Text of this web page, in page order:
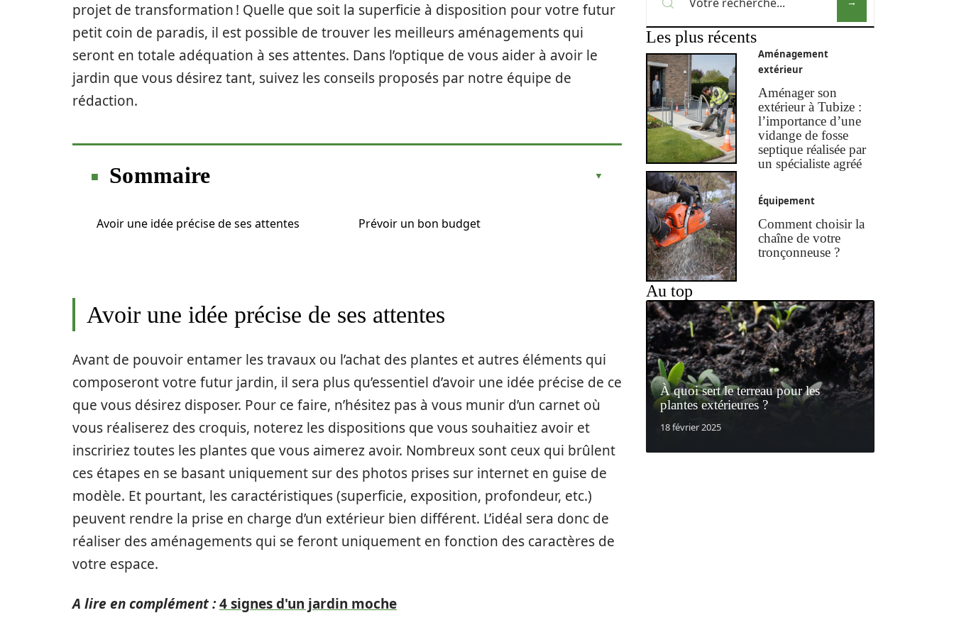
projet de transformation ! Quelle que soit la superficie à disposition pour votre futur
petit coin de paradis, il est possible de trouver les meilleurs aménagements qui
seront en totale adéquation à ses attentes. Dans l’optique de vous aider à avoir le
jardin que vous désirez tant, suivez les conseils proposés par notre équipe de
rédaction.
Sommaire
Avoir une idée précise de ses attentes Prévoir un bon budget
Avoir une idée précise de ses attentes
Avant de pouvoir entamer les travaux ou l’achat des plantes et autres éléments qui
composeront votre futur jardin, il sera plus qu’essentiel d’avoir une idée précise de ce
que vous désirez disposer. Pour ce faire, n’hésitez pas à vous munir d’un carnet où
vous réaliserez des croquis, noterez les dispositions que vous souhaitiez avoir et
inscririez toutes les plantes que vous aimerez avoir. Nombreux sont ceux qui brûlent
ces étapes en se basant uniquement sur des photos prises sur internet en guise de
modèle. Et pourtant, les caractéristiques (superficie, exposition, profondeur, etc.)
peuvent rendre la prise en charge d’un extérieur bien différent. L’idéal sera donc de
réaliser des aménagements qui se feront uniquement en fonction des caractères de
votre espace.
A lire en complément :4 signes d'un jardin moche
Les plus récents
Aménagement
extérieur
Aménager son
extérieur à Tubize :
l’importance d’une
vidange de fosse
septique réalisée par
un spécialiste agréé
Équipement
Comment choisir la
chaîne de votre
tronçonneuse ?
Au top
À quoi sert le terreau pour les
plantes extérieures ?
18 février 2025